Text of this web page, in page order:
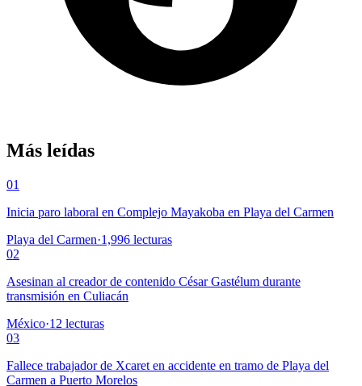
Más leídas
01
Inicia paro laboral en Complejo Mayakoba en Playa del Carmen
Playa del Carmen·1,996 lecturas
02
Asesinan al creador de contenido César Gastélum durante
transmisión en Culiacán
México·12 lecturas
03
Fallece trabajador de Xcaret en accidente en tramo de Playa del
Carmen a Puerto Morelos